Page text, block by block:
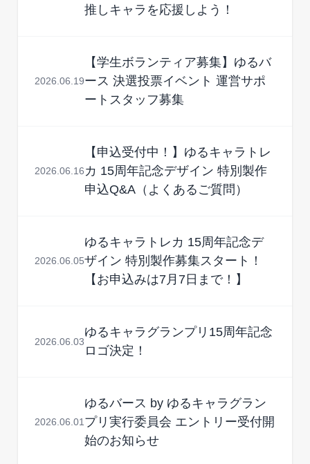
推しキャラを応援しよう！
2026.06.19
【学生ボランティア募集】ゆるバ
ース 決選投票イベント 運営サポ
ートスタッフ募集
2026.06.16
【申込受付中！】ゆるキャラトレ
カ 15周年記念デザイン 特別製作
申込Q&A（よくあるご質問）
2026.06.05
ゆるキャラトレカ 15周年記念デ
ザイン 特別製作募集スタート！
【お申込みは7月7日まで！】
2026.06.03
ゆるキャラグランプリ15周年記念
ロゴ決定！
2026.06.01
ゆるバース by ゆるキャラグラン
プリ実行委員会 エントリー受付開
始のお知らせ